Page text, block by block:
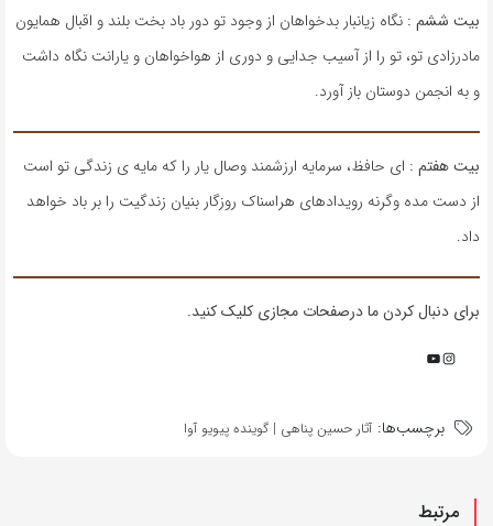
بیت ششم : نگاه زیانبار بدخواهان از وجود تو دور باد بخت بلند و اقبال همایون
مادرزادی تو، تو را از آسیب جدایی و دوری از هواخواهان و یارانت نگاه داشت
و به انجمن دوستان باز آورد.
بیت هفتم : ای حافظ، سرمایه ارزشمند وصال یار را که مایه ی زندگی تو است
از دست مده وگرنه رویدادهای هراسناک روزگار بنیان زندگیت را بر باد خواهد
داد.
برای دنبال کردن ما درصفحات مجازی کلیک کنید.
Instagram
YouTube
برچسب‌ها: آثار حسین پناهی | گوینده پیویو آوا
مرتبط